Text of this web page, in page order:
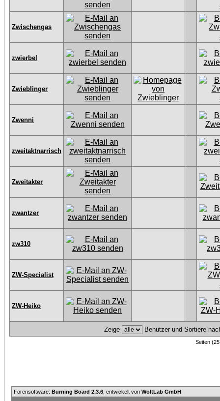
Zwischengas
zwierbel
Zwieblinger
Zwenni
zweitaktnarrisch
Zweitakter
zwantzer
zw310
ZW-Specialist
ZW-Heiko
Zeige Benutzer und Sortiere
Seiten
Forensoftware: Burning Board 2.3.6 , entwickelt von WoltLab GmbH